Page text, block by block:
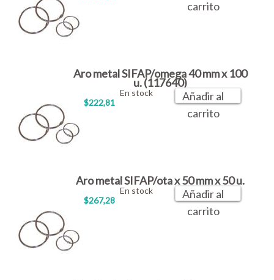
carrito
Aro metal SIFAP/omega 40 mm x 100
u. (117640)
$222,81
En stock
Añadir al
carrito
Aro metal SIFAP/ota x 50 mm x 50 u.
$267,28
En stock
Añadir al
carrito